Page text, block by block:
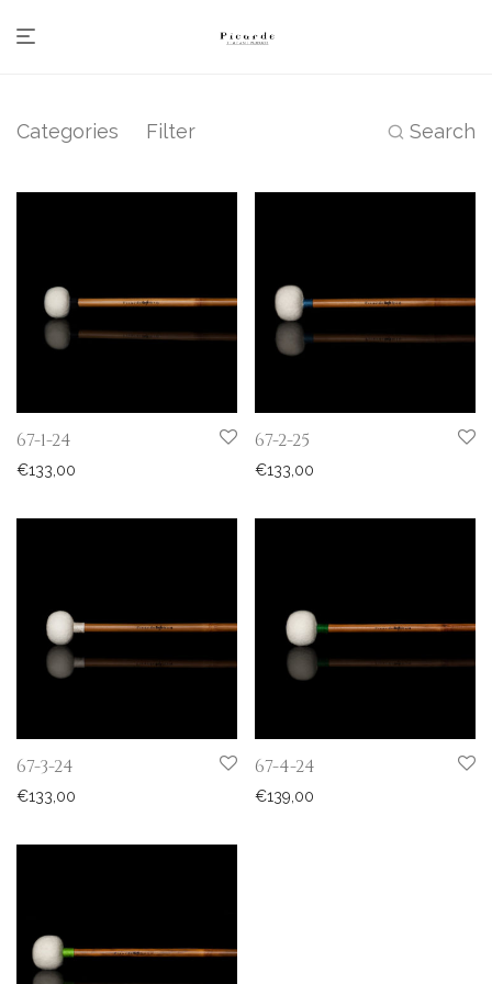
Categories Filter Search
67-1-24
€133,00
67-2-25
€133,00
67-3-24
€133,00
67-4-24
€139,00